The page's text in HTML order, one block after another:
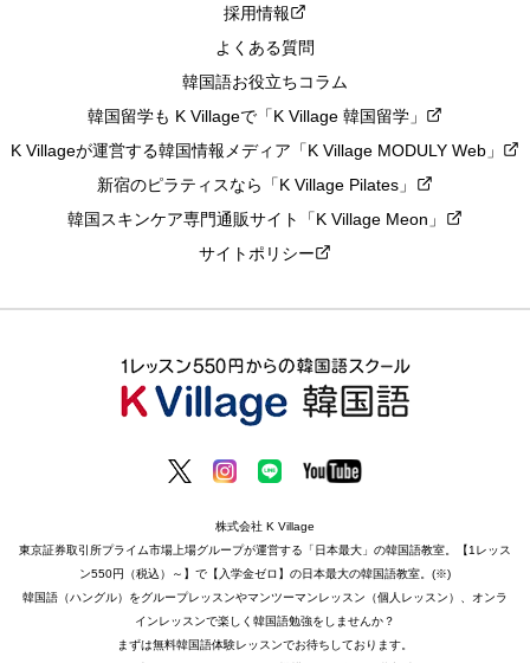
採用情報
よくある質問
韓国語お役立ちコラム
韓国留学も K Villageで「K Village 韓国留学」
K Villageが運営する韓国情報メディア「K Village MODULY Web」
新宿のピラティスなら「K Village Pilates」
韓国スキンケア専門通販サイト「K Village Meon」
サイトポリシー
株式会社 K Village
東京証券取引所プライム市場上場グループが運営する「日本最大」の韓国語教室。【1レッス
ン550円（税込）～】で【入学金ゼロ】の日本最大の韓国語教室。(※)
韓国語（ハングル）をグループレッスンやマンツーマンレッスン（個人レッスン）、オンラ
インレッスンで楽しく韓国語勉強をしませんか？
まずは無料韓国語体験レッスンでお待ちしております。